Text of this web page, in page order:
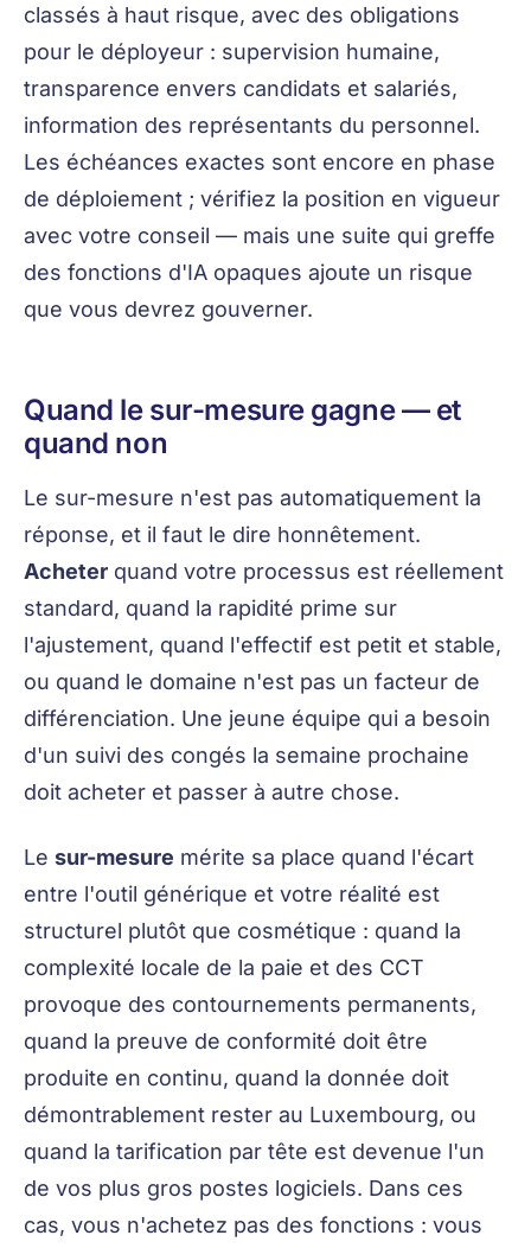
classés à haut risque, avec des obligations
pour le déployeur : supervision humaine,
transparence envers candidats et salariés,
information des représentants du personnel.
Les échéances exactes sont encore en phase
de déploiement ; vérifiez la position en vigueur
avec votre conseil — mais une suite qui greffe
des fonctions d'IA opaques ajoute un risque
que vous devrez gouverner.
Quand le sur-mesure gagne — et
quand non
Le sur-mesure n'est pas automatiquement la
réponse, et il faut le dire honnêtement.
Acheter quand votre processus est réellement
standard, quand la rapidité prime sur
l'ajustement, quand l'effectif est petit et stable,
ou quand le domaine n'est pas un facteur de
différenciation. Une jeune équipe qui a besoin
d'un suivi des congés la semaine prochaine
doit acheter et passer à autre chose.
Le sur-mesure mérite sa place quand l'écart
entre l'outil générique et votre réalité est
structurel plutôt que cosmétique : quand la
complexité locale de la paie et des CCT
provoque des contournements permanents,
quand la preuve de conformité doit être
produite en continu, quand la donnée doit
démontrablement rester au Luxembourg, ou
quand la tarification par tête est devenue l'un
de vos plus gros postes logiciels. Dans ces
cas, vous n'achetez pas des fonctions : vous